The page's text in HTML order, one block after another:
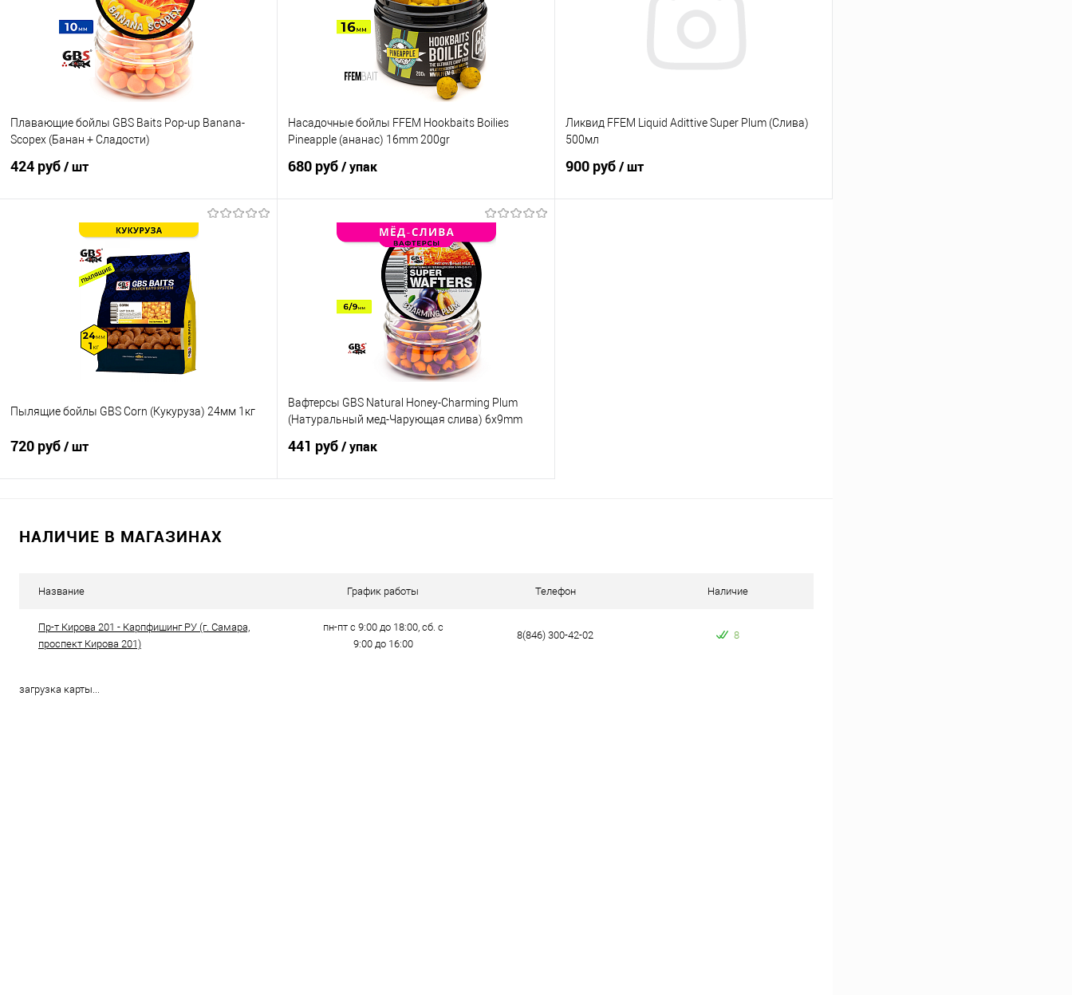
В избранное
В наличии
В избранное
В наличии
Плавающие бойлы GBS Baits Pop-up Banana-
Scopex (Банан + Сладости)
424 руб/ шт
В корзину
Купить в 1 клик
Сравнение
В наличии
Диаметр бойлов
12мм
Насадочные бойлы FFEM Hookbaits Boilies
Pineapple (ананас) 16mm 200gr
680 руб/ упак
В корзину
Сравнение
В избранное
В наличии
Ликвид FFEM Liquid Adittive Super Plum (Слива)
500мл
900 руб/ шт
Пылящие бойлы GBS Corn (Кукуруза) 24мм 1кг
720 руб/ шт
Вафтерсы GBS Natural Honey-Charming Plum
(Натуральный мед-Чарующая слива) 6x9mm
441 руб/ упак
НАЛИЧИЕ В МАГАЗИНАХ
Название График работы Телефон Наличие
Пр-т Кирова 201 - Карпфишинг РУ (г. Самара,
проспект Кирова 201)
пн-пт с 9:00 до 18:00, сб. с
9:00 до 16:00
8(846) 300-42-02 8
загрузка карты...